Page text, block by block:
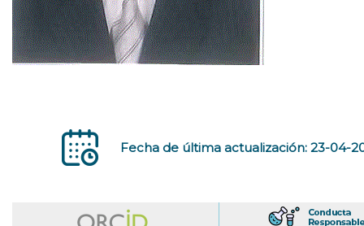
Fecha de última actualización: 23-04-